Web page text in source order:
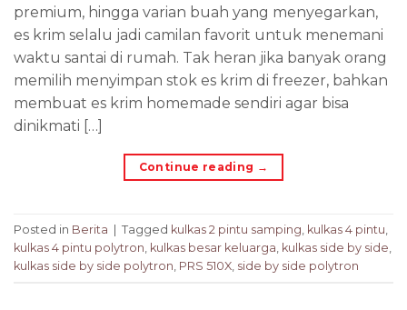
premium, hingga varian buah yang menyegarkan,
es krim selalu jadi camilan favorit untuk menemani
waktu santai di rumah. Tak heran jika banyak orang
memilih menyimpan stok es krim di freezer, bahkan
membuat es krim homemade sendiri agar bisa
dinikmati […]
Continue reading →
Posted in Berita Tagged kulkas 2 pintu samping kulkas 4 pintu
kulkas 4 pintu polytron kulkas besar keluarga kulkas side by side
kulkas side by side polytron PRS 510X side by side polytron